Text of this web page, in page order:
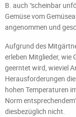
B. auch "scheinbar
Gemüse vom
angenommen und
Aufgrund des
erleben Mitglieder, wie
geerntet wird, wieviel
Herausforderungen
hohen Temperaturen
Norm
diesbezüglich nicht.